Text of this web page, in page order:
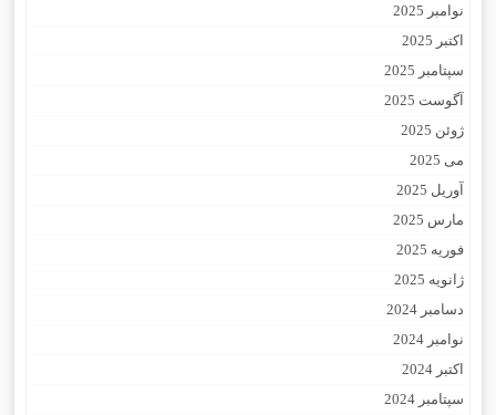
نوامبر 2025
اکتبر 2025
سپتامبر 2025
آگوست 2025
ژوئن 2025
می 2025
آوریل 2025
مارس 2025
فوریه 2025
ژانویه 2025
دسامبر 2024
نوامبر 2024
اکتبر 2024
سپتامبر 2024